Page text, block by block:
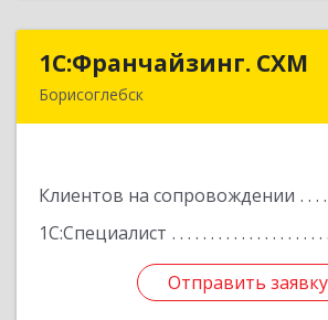
1С:Франчайзинг. СХМ
Борисоглебск
Клиентов на сопровождении
1С:Специалист
Отправить заявку
Отправить заявку